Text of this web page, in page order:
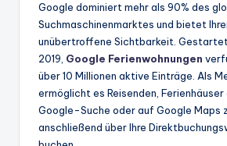
Google dominiert mehr als 90% des
Suchmaschinenmarktes und bietet
unübertroffene Sichtbarkeit.
2019, Google Ferienwohnungen
über 10 Millionen aktive Einträge. Als
ermöglicht es Reisenden,
Google-Suche oder auf Google Maps
anschließend über Ihre